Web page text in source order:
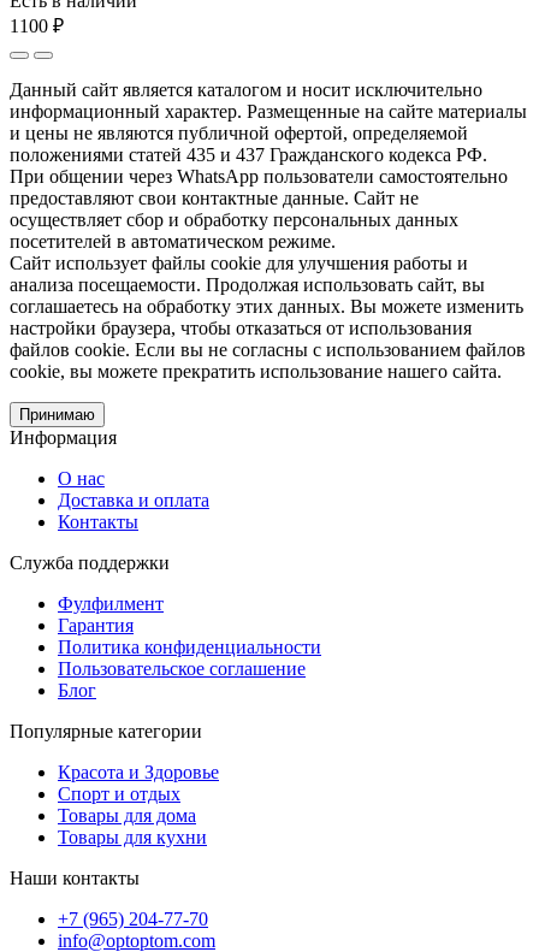
1100 ₽
Данный сайт является каталогом и носит исключительно
информационный характер. Размещенные на сайте материалы
и цены не являются публичной офертой, определяемой
положениями статей 435 и 437 Гражданского кодекса РФ.
При общении через WhatsApp пользователи самостоятельно
предоставляют свои контактные данные. Сайт не
осуществляет сбор и обработку персональных данных
посетителей в автоматическом режиме.
Сайт использует файлы cookie для улучшения работы и
анализа посещаемости. Продолжая использовать сайт, вы
соглашаетесь на обработку этих данных. Вы можете изменить
настройки браузера, чтобы отказаться от использования
файлов cookie. Если вы не согласны с использованием файлов
cookie, вы можете прекратить использование нашего сайта.
Принимаю
Информация
О нас
Доставка и оплата
Контакты
Служба поддержки
Фулфилмент
Гарантия
Политика конфиденциальности
Пользовательское соглашение
Блог
Популярные категории
Красота и Здоровье
Спорт и отдых
Товары для дома
Товары для кухни
Наши контакты
+7 (965) 204-77-70
info@optoptom.com